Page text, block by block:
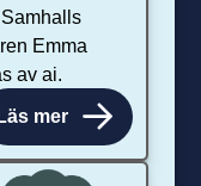
Emma
av ai.
mer